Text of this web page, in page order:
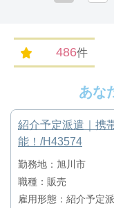
486件
あな
紹介予定派遣｜携
能！/H43574
勤務地：旭川市
職種：販売
雇用形態：紹介予定